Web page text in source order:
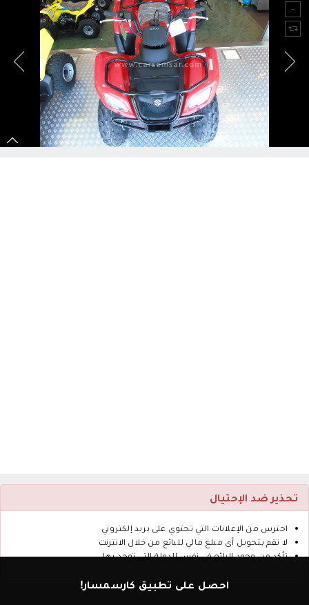
تحذير ضد الإحتيال
احترس من الإعلانات التي تحتوي على بريد إلكتروني
لا تقم بتحويل أى مبلغ مالي للبائع من خلال الانترنت
تأكد من وجود البائع في نفس الدولة التي توجد بها
احصل على تطبيق كارسمسار!